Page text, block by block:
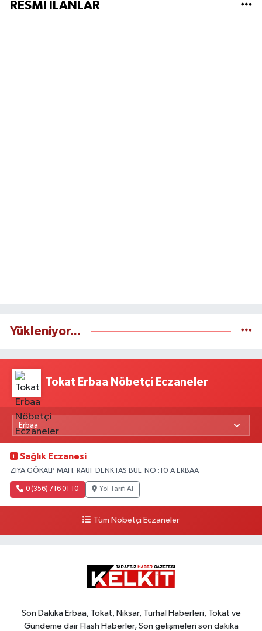
RESMİ İLANLAR
Yükleniyor...
Tokat Erbaa Nöbetçi Eczaneler
Sağlık Eczanesi
ZIYA GÖKALP MAH. RAUF DENKTAS BUL. NO :10 A ERBAA
0 (356) 716 01 10 Yol Tarifi Al
Tüm Nöbetçi Eczaneler
Son Dakika Erbaa, Tokat, Niksar, Turhal Haberleri, Tokat ve
Gündeme dair Flash Haberler, Son gelişmeleri son dakika